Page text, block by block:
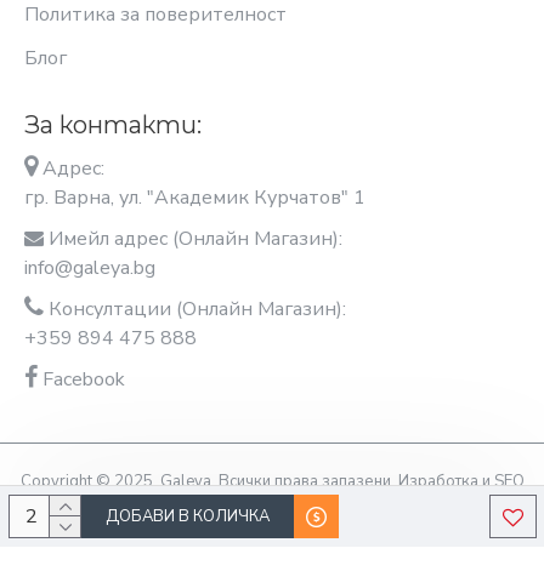
ДОБАВИ В КОЛИЧКА
Политика за поверителност
Блог
За контакти:
Адрес:
гр. Варна, ул. "Академик Курчатов" 1
Имейл адрес (Онлайн Магазин):
info@galeya.bg
Консултации (Онлайн Магазин):
+359 894 475 888
Facebook
Copyright © 2025, Galeya, Всички права запазени. Изработка и SEO
оптимизация OptimiziraiMe.bg